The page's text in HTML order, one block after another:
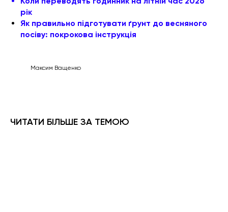
рік
Як правильно підготувати ґрунт до весняного
посіву: покрокова інструкція
Максим Ващенко
ЧИТАТИ БІЛЬШЕ ЗА ТЕМОЮ